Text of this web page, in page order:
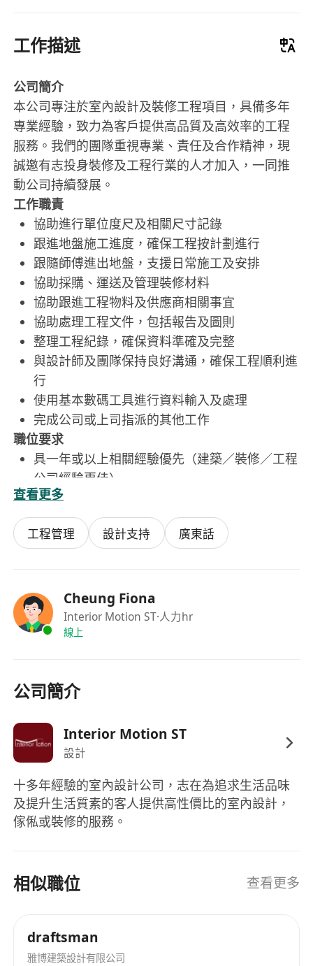
工作描述
公司簡介
本公司專注於室內設計及裝修工程項目，具備多年
專業經驗，致力為客戶提供高品質及高效率的工程
服務。我們的團隊重視專業、責任及合作精神，現
誠邀有志投身裝修及工程行業的人才加入，一同推
動公司持續發展。
工作職責
協助進行單位度尺及相關尺寸記錄
跟進地盤施工進度，確保工程按計劃進行
跟隨師傅進出地盤，支援日常施工及安排
協助採購、運送及管理裝修材料
協助跟進工程物料及供應商相關事宜
協助處理工程文件，包括報告及圖則
整理工程紀錄，確保資料準確及完整
與設計師及團隊保持良好溝通，確保工程順利進
行
使用基本數碼工具進行資料輸入及處理
完成公司或上司指派的其他工作
職位要求
具一年或以上相關經驗優先（建築／裝修／工程
公司經驗更佳）
無相關經驗但有興趣入行者亦會考慮（提供在職
培訓）
工作態度積極，有責任感及良好紀律
懂基本手機或電腦操作
懂傢俬繪圖或生產結構者優先
待遇及福利
公眾假期
提供在職培訓（包括度尺及地盤運作流程）
申請方法
期及要求薪金）
WhatsApp 至*********（何先生）
備註
查看更多
工程管理 設計支持 廣東話
Cheung Fiona
Interior Motion ST·人力hr
線上
公司簡介
Interior Motion ST
設計
十多年經驗的室內設計公司，志在為追求生活品味
及提升生活質素的客人提供高性價比的室內設計，
傢俬或裝修的服務。
相似職位 查看更多
draftsman
雅博建築設計有限公司